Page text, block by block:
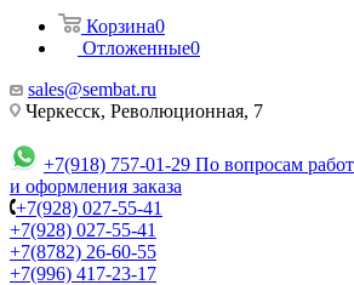
Корзина0
Отложенные0
sales@sembat.ru
Черкесск, Революционная, 7
+7(918) 757-01-29 По вопросам
и оформления заказа
+7(928) 027-55-41
+7(928) 027-55-41
+7(8782) 26-60-55
+7(996) 417-23-17